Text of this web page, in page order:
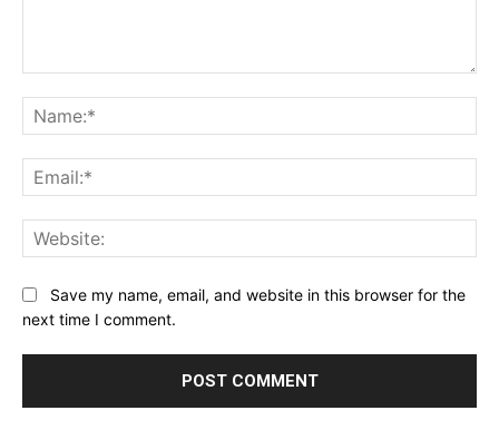
Save my name, email, and website in this browser for the
next time I comment.